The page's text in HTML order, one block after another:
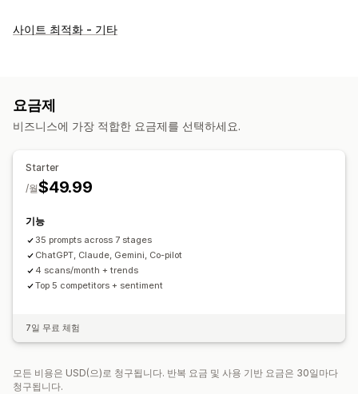
SEO 도구
분석 속도 분석
사이트 최적화 - 기타
요금제
비즈니스에 가장 적합한 요금제를 선택하세요.
Starter
$49.99
/월
기능
35 prompts across 7 stages
ChatGPT, Claude, Gemini, Co-pilot
4 scans/month + trends
Top 5 competitors + sentiment
7일 무료 체험
모든 비용은 USD(으)로 청구됩니다. 반복 요금 및 사용 기반 요금은 30일마다
청구됩니다.